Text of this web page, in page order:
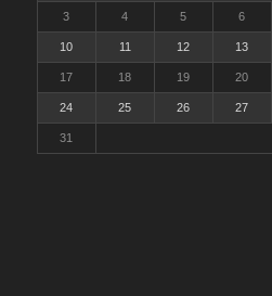
3 4 5 6
10 11 12 13
17 18 19 20
24 25 26 27
31